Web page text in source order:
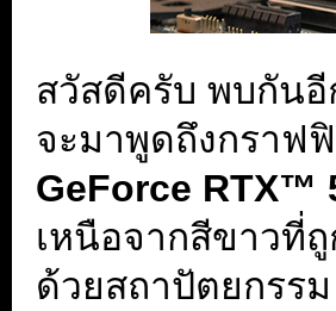
สวัสดีครับ พบกัน
จะมาพูดถึงกราฟ
GeForce RTX™
เหนือจากสีขาวที่
ด้วยสถาปัตยกรร